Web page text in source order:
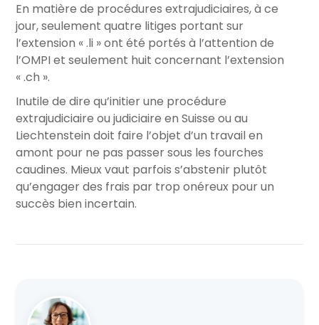
En matière de procédures extrajudiciaires, à ce
jour, seulement quatre litiges portant sur
l’extension « .li » ont été portés à l’attention de
l’OMPI et seulement huit concernant l’extension
« .ch ».
Inutile de dire qu’initier une procédure
extrajudiciaire ou judiciaire en Suisse ou au
Liechtenstein doit faire l’objet d’un travail en
amont pour ne pas passer sous les fourches
caudines. Mieux vaut parfois s’abstenir plutôt
qu’engager des frais par trop onéreux pour un
succès bien incertain.